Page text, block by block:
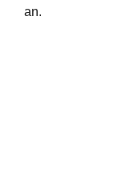
an.